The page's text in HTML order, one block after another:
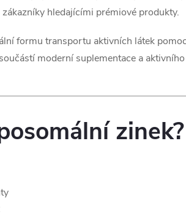
hledajícími prémiové produkty.
formu transportu aktivních látek
moderní suplementace a
zinek?